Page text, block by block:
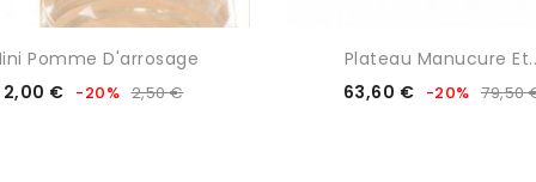
Pomme D'arrosage
Prix
2,00 € Prix
-20% 2,50 €
Plateau Manucure
Prix
63,60 € Prix
-20% 79,50